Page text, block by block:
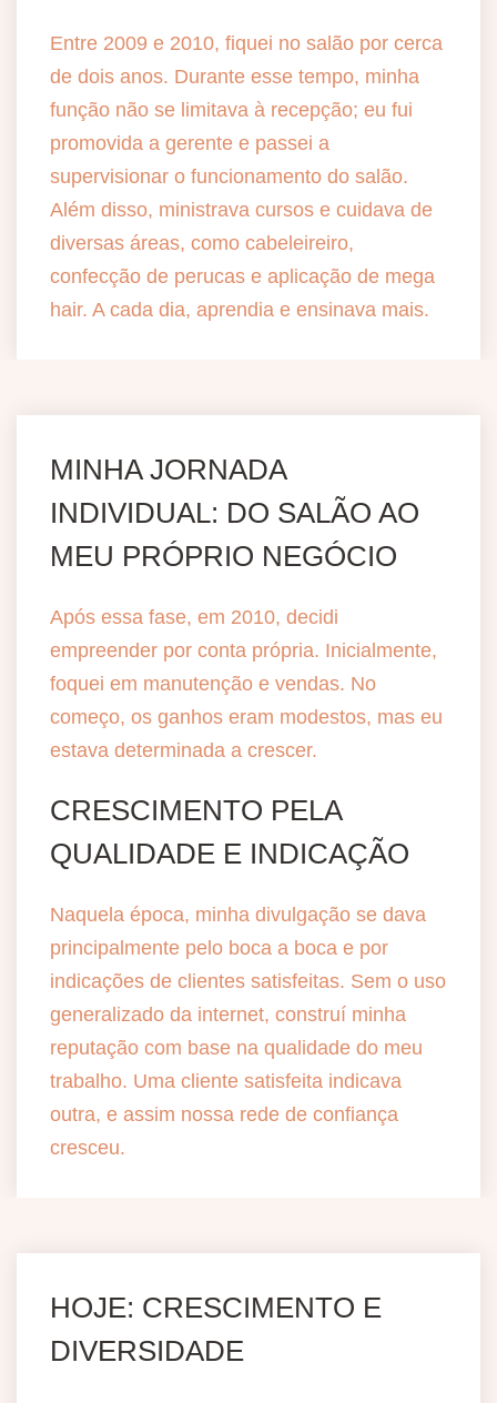
Entre 2009 e 2010, fiquei no salão por cerca
de dois anos. Durante esse tempo, minha
função não se limitava à recepção; eu fui
promovida a gerente e passei a
supervisionar o funcionamento do salão.
Além disso, ministrava cursos e cuidava de
diversas áreas, como cabeleireiro,
confecção de perucas e aplicação de mega
hair. A cada dia, aprendia e ensinava mais.
MINHA JORNADA
INDIVIDUAL: DO SALÃO AO
MEU PRÓPRIO NEGÓCIO
Após essa fase, em 2010, decidi
empreender por conta própria. Inicialmente,
foquei em manutenção e vendas. No
começo, os ganhos eram modestos, mas eu
estava determinada a crescer.
CRESCIMENTO PELA
QUALIDADE E INDICAÇÃO
Naquela época, minha divulgação se dava
principalmente pelo boca a boca e por
indicações de clientes satisfeitas. Sem o uso
generalizado da internet, construí minha
reputação com base na qualidade do meu
trabalho. Uma cliente satisfeita indicava
outra, e assim nossa rede de confiança
cresceu.
HOJE: CRESCIMENTO E
DIVERSIDADE